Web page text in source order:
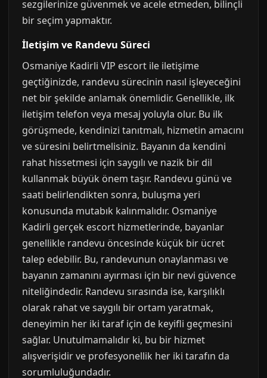
sezgilerinize güvenmek ve acele etmeden, bilinçli
bir seçim yapmaktır.
İletişim ve Randevu Süreci
Osmaniye Kadirli VIP escort ile iletişime
geçtiğinizde, randevu sürecinin nasıl işleyeceğini
net bir şekilde anlamak önemlidir. Genellikle, ilk
iletişim telefon veya mesaj yoluyla olur. Bu ilk
görüşmede, kendinizi tanıtmalı, hizmetin amacını
ve süresini belirtmelisiniz. Bayanın da kendini
rahat hissetmesi için saygılı ve nazik bir dil
kullanmak büyük önem taşır. Randevu günü ve
saati belirlendikten sonra, buluşma yeri
konusunda mutabık kalınmalıdır. Osmaniye
Kadirli gerçek escort hizmetlerinde, bayanlar
genellikle randevu öncesinde küçük bir ücret
talep edebilir. Bu, randevunun onaylanması ve
bayanın zamanını ayırması için bir nevi güvence
niteliğindedir. Randevu sırasında ise, karşılıklı
olarak rahat ve saygılı bir ortam yaratmak,
deneyimin her iki taraf için de keyifli geçmesini
sağlar. Unutulmamalıdır ki, bu bir hizmet
alışverişidir ve profesyonellik her iki tarafın da
sorumluluğundadır.